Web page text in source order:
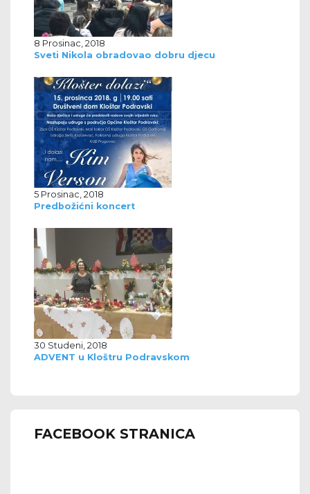
8 Prosinac, 2018
Sveti Nikola obradovao dobru djecu
5 Prosinac, 2018
Predbožićni koncert
30 Studeni, 2018
ADVENT u Kloštru Podravskom
FACEBOOK STRANICA